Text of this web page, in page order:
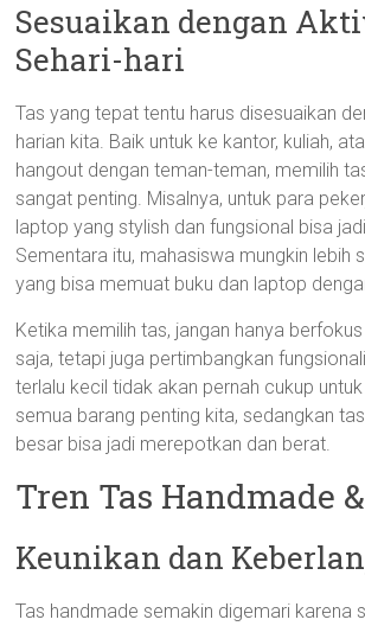
Sesuaikan dengan
Sehari-hari
Tas yang tepat tentu harus disesuaikan
harian kita. Baik untuk ke kantor, kuliah,
hangout dengan teman-teman, memilih
sangat penting. Misalnya, untuk para
laptop yang stylish dan fungsional bisa
Sementara itu, mahasiswa mungkin lebih
yang bisa memuat buku dan laptop
Ketika memilih tas, jangan hanya
saja, tetapi juga pertimbangkan
terlalu kecil tidak akan pernah cukup
semua barang penting kita, sedangkan
besar bisa jadi merepotkan dan berat.
Tren Tas Handmade
Keunikan dan
Tas handmade semakin digemari karena